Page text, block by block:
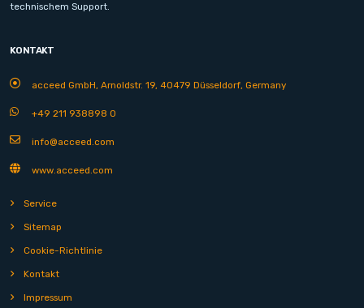
technischem Support.
KONTAKT
acceed GmbH, Arnoldstr. 19, 40479 Düsseldorf, Germany
+49 211 938898 0
info@acceed.com
www.acceed.com
Service
Sitemap
Cookie-Richtlinie
Kontakt
Impressum